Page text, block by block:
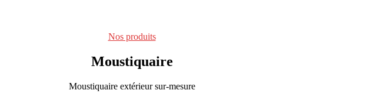
Nos produits
Moustiquaire
Moustiquaire extérieur sur-mesure